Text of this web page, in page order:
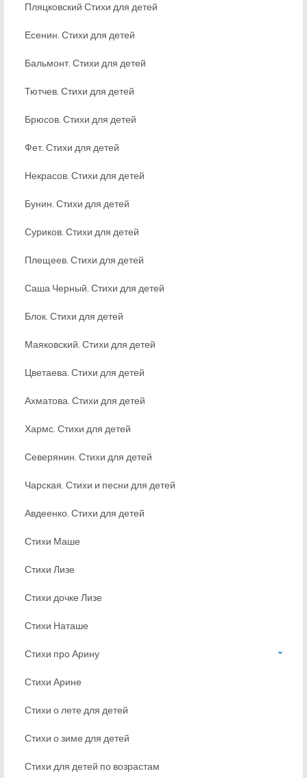
Пляцковский Стихи для детей
Есенин. Стихи для детей
Бальмонт. Стихи для детей
Тютчев. Стихи для детей
Брюсов. Стихи для детей
Фет. Стихи для детей
Некрасов. Стихи для детей
Бунин. Стихи для детей
Суриков. Стихи для детей
Плещеев. Стихи для детей
Саша Черный. Стихи для детей
Блок. Стихи для детей
Маяковский. Стихи для детей
Цветаева. Стихи для детей
Ахматова. Стихи для детей
Хармс. Стихи для детей
Северянин. Стихи для детей
Чарская. Стихи и песни для детей
Авдеенко. Стихи для детей
Стихи Маше
Стихи Лизе
Стихи дочке Лизе
Стихи Наташе
Стихи про Арину
Стихи Арине
Стихи о лете для детей
Стихи о зиме для детей
Стихи для детей по возрастам